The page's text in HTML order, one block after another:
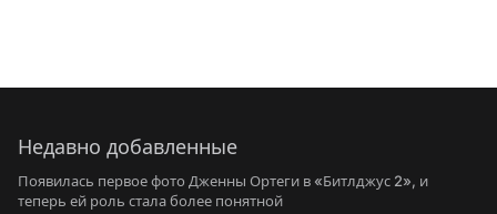
Недавно добавленные
Появилась первое фото Дженны Ортеги в «Битлджус 2», и
теперь ей роль стала более понятной